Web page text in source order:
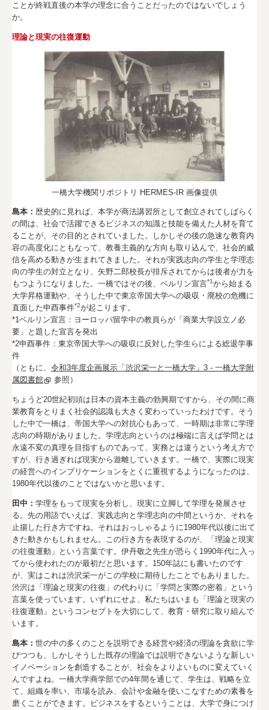
ことが終戦直後の本学の理念に合うことだったのではないでしょう
か。
理論と現実の往復運動
一橋大学機関リポジトリ HERMES-IR 画像提供
島本： 歴史的に見れば、本学が商法講習所として創立されてしばらく
の間は、社会で活躍できるビジネスの知識と技能を備えた人材を育て
ることが、その目的とされていました。しかしその後の急速な教育内
容の高度化にともなって、教養主義的な方向も取り込んで、社会的威
信を高める動きが生まれてきました。それが実践志向の学生と学理志
向の学生の対立となり、矢野二郎校長が排斥されてからは後者が力を
もつようになりました。一橋ではその後、ベルリン宣言*1から始まる
大学昇格運動や、そうした中で東京帝国大学への吸収・廃校の危機に
直面した申酉事件*2が起こります。
*1ベルリン宣言：ヨーロッパ留学中の教員らが「商業大学設立ノ必
要」と題した宣言を発出
*2申酉事件：東京帝国大学への吸収に反対した学生らによる総退学事
件
（ともに、 令和3年度企画展示「渋沢栄一と一橋大学」3 - 一橋大学附
属図書館
参照）
ちょうど20世紀初頭は日本の資本主義の勃興期ですから、その間に商
業教育をとりまく社会的認識も大きく変わっていったわけです。そう
した中で一橋は、帝国大学への対抗心もあって、一時期は非常に学理
志向の時期がありました。学理志向というのは極端に言えば学問とは
永遠不変の真理を目指すものであって、実務とは違うという考え方で
すが、行き過ぎれば現実から遊離していきます。一橋で、実際に現実
の経営へのインプリケーションをとくに重視するようになったのは、
1980年代以後のことではないかと思います。
田中： 学理をもって現実を分析し、現実に立脚して学理を発展させ
る。先の用語でいえば、実践志向と学理志向の中間というか、それを
止揚した行き方ですね。それはおっしゃるように1980年代以後に出て
きた動きかもしれません。この行き方を表現するのが、「理論と現実
の往復運動」という言葉です。伊丹敬之先生が恐らく1990年代に入っ
てから使われたのが最初だと思います。150年誌にも書いたのです
が、実はこれは渋沢栄一がこの学校に期待したことでもありました。
渋沢は「理論と現実の往復」の代わりに「学問と実際の密着」という
言葉を使っています。いずれにせよ、私たちはいまも「理論と現実の
往復運動」というコンセプトを大切にして、教育・研究に取り組んで
います。
島本： 世の中の多くのことを説明できる経営や経済の理論を貪欲に学
びつつも、しかしそうした既存の理論では説明できないような新しい
イノベーションを創造することが、社会をよりよいものに変えていく
んですよね。一橋大学商学部での4年間を通じて、学生は、戦略を立
て、組織を率い、市場を読み、会計や金融を使いこなすための素養を
磨くことができます。ビジネスをするということは、大学で身につけ